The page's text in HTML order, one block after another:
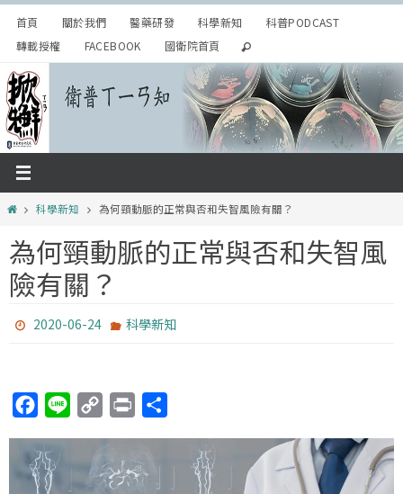
Skip
content
首頁 關於我們 醫藥研發 科學新知
科普PODCAST
轉載授權
FACEBOOK 國衛院首頁
Home科學新知 為何頸動脈的正常與否和失智風險有關？
為何頸動脈的正常與否和失智風
險有關？
2020-06-24 科學新知
c
e
e
y
i
n